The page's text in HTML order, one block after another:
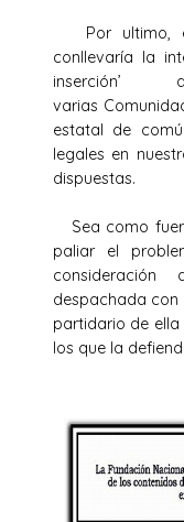
Por ultimo,
conllevaría la
inserción’
varias
estatal de
legales en
dispuestas.
Sea como
paliar el
despachada con
partidario de
los que la